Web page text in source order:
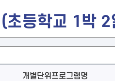
(초등학교 1박 2
개별단위프로그램명